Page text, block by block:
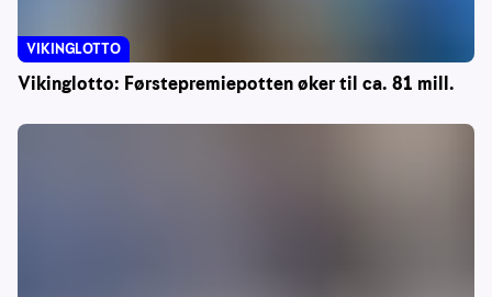
Vikinglotto: Førstepremiepotten øker til ca. 81 mill.
VIKINGLOTTO